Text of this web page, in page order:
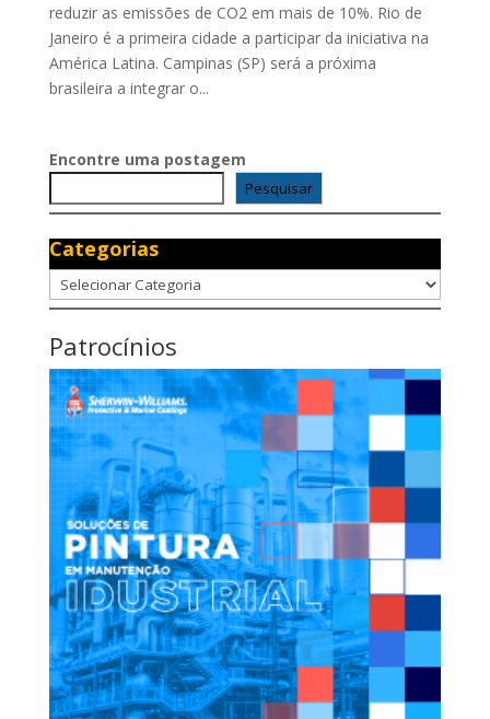
reduzir as emissões de CO2 em mais de 10%. Rio de
Janeiro é a primeira cidade a participar da iniciativa na
América Latina. Campinas (SP) será a próxima
brasileira a integrar o...
Encontre uma postagem
Pesquisar
Categorias
Categorias
Patrocínios